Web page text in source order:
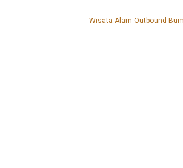
Wisata Alam Outbound